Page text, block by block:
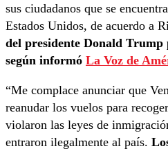
sus ciudadanos que se
Estados Unidos, de acuerdo a
del presidente Donald Trump
según informó La Voz de
“Me complace anunciar que
reanudar los vuelos para
violaron las leyes de
entraron ilegalmente al país.